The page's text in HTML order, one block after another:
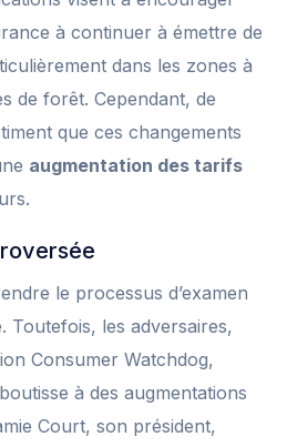
à continuer à émettre de
dans les zones à
de forêt. Cependant, de
que ces changements
augmentation des tarifs
le processus d’examen
Toutefois, les adversaires,
Consumer Watchdog,
à des augmentations
Court, son président,